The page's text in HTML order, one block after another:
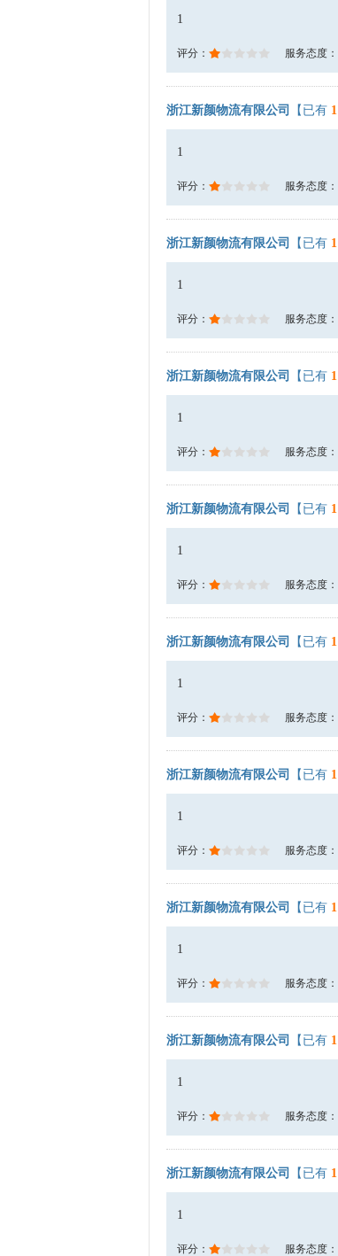
1
评分： 服务态度：
浙江新颜物流有限公司 【已有 1
1
评分： 服务态度：
浙江新颜物流有限公司 【已有 1
1
评分： 服务态度：
浙江新颜物流有限公司 【已有 1
1
评分： 服务态度：
浙江新颜物流有限公司 【已有 1
1
评分： 服务态度：
浙江新颜物流有限公司 【已有 1
1
评分： 服务态度：
浙江新颜物流有限公司 【已有 1
1
评分： 服务态度：
浙江新颜物流有限公司 【已有 1
1
评分： 服务态度：
浙江新颜物流有限公司 【已有 1
1
评分： 服务态度：
浙江新颜物流有限公司 【已有 1
1
评分： 服务态度：